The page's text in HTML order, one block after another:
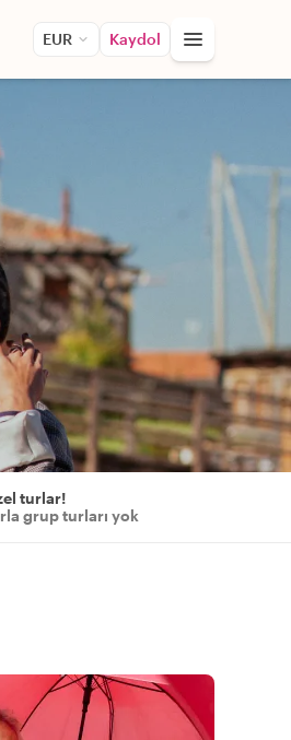
EUR Kaydol
turlar!
grup turları yok